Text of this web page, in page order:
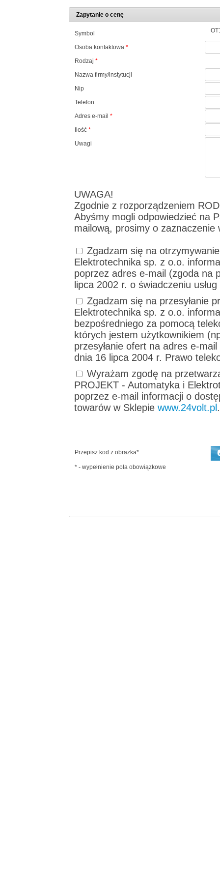
Zapytanie o cenę
Symbol
Osoba kontaktowa *
Rodzaj *
Nazwa firmy/instytucji
Nip
Telefon
Adres e-mail *
Ilość *
Uwagi
UWAGA!
Zgodnie z rozporządzeniem
Abyśmy mogli odpowiedzieć na
mailową, prosimy o zaznaczenie
Zgadzam się na
Elektrotechnika sp. z o.o.
poprzez adres e-mail (zgoda na
lipca 2002 r. o świadczeniu
Zgadzam się na przesyłanie
Elektrotechnika sp. z o.o.
bezpośredniego za pomocą
których jestem użytkownikiem
przesyłanie ofert na adres e-
dnia 16 lipca 2004 r. Prawo
Wyrażam zgodę na
PROJEKT - Automatyka i
poprzez e-mail informacji o
towarów w Sklepie www.24volt.pl
Przepisz kod z obrazka*
* - wypełnienie pola obowiązkowe